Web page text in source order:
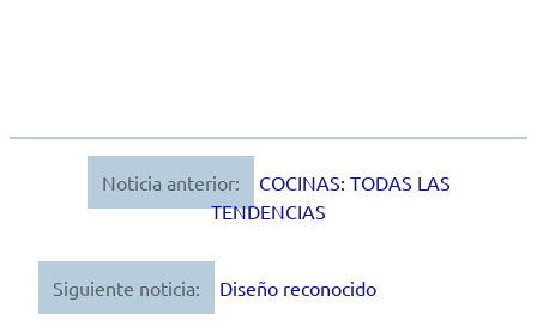
Navegación
entradas
Noticia anterior:
COCINAS: TODAS LAS
TENDENCIAS
Siguiente noticia: Diseño reconocido